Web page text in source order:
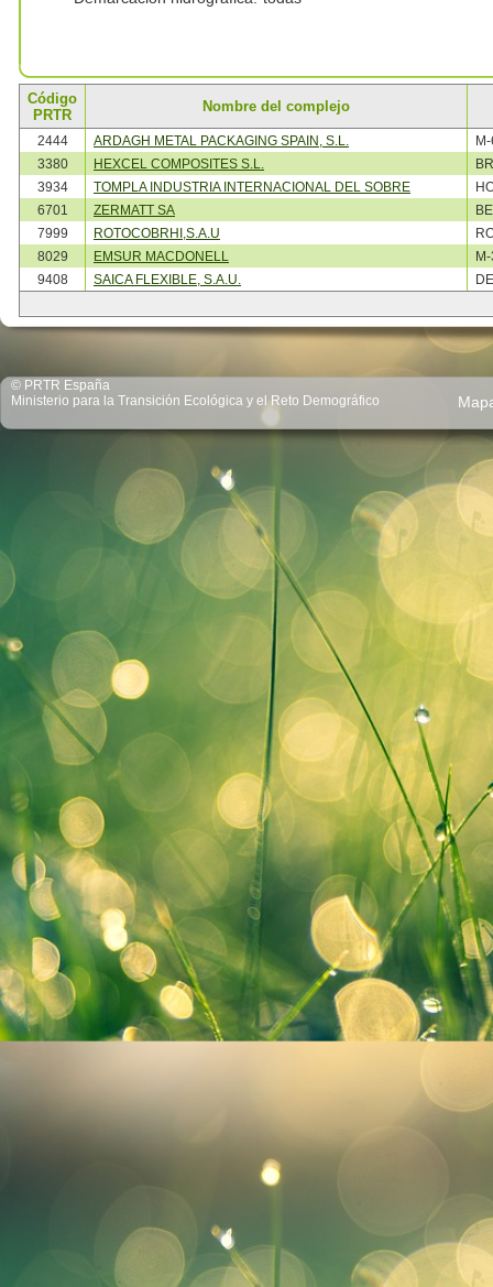
Código
PRTR
Nombre del complejo
2444 ARDAGH METAL PACKAGING SPAIN, S.L.
3380
HEXCEL COMPOSITES S.L.
3934
TOMPLA INDUSTRIA INTERNACIONAL DEL SOBRE
6701
ZERMATT SA
7999
ROTOCOBRHI,S.A.U
8029
EMSUR MACDONELL
9408
SAICA FLEXIBLE, S.A.U.
© PRTR España
Ministerio para la Transición Ecológica y el Reto Demográfico